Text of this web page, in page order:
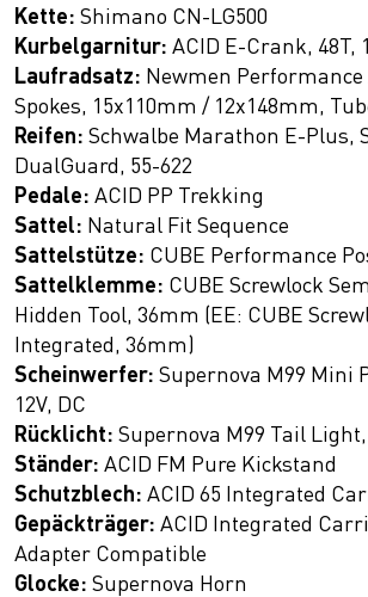
Kette: Shimano CN-LG500
Kurbelgarnitur: ACID E-Crank, 48T,
Laufradsatz: Newmen Performance
Spokes, 15x110mm / 12x148mm,
Reifen: Schwalbe Marathon E-Plus,
DualGuard, 55-622
Pedale: ACID PP Trekking
Sattel: Natural Fit Sequence
Sattelstütze: CUBE Performance
Sattelklemme: CUBE Screwlock
Hidden Tool, 36mm (EE: CUBE
Integrated, 36mm)
Scheinwerfer: Supernova M99 Mini
12V, DC
Rücklicht: Supernova M99 Tail Light,
Ständer: ACID FM Pure Kickstand
Schutzblech: ACID 65 Integrated
Gepäckträger: ACID Integrated
Adapter Compatible
Glocke: Supernova Horn